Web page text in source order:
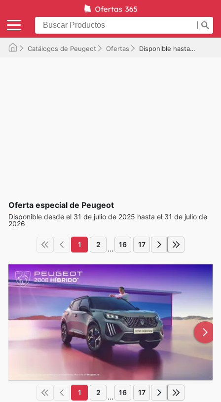
Catálogos de Peugeot Ofertas Disponible hasta el 31/07/2026
Oferta especial de Peugeot
Disponible desde el 31 de julio de 2025 hasta el 31 de julio de
2026
1 2 ... 16 17
1 2 ... 16 17